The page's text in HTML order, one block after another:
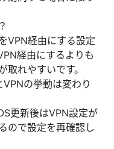
VPN経由にする設定
経由にするよりも
れやすいです。
の挙動は変わり
更新後はVPN設定が
ので設定を再確認し